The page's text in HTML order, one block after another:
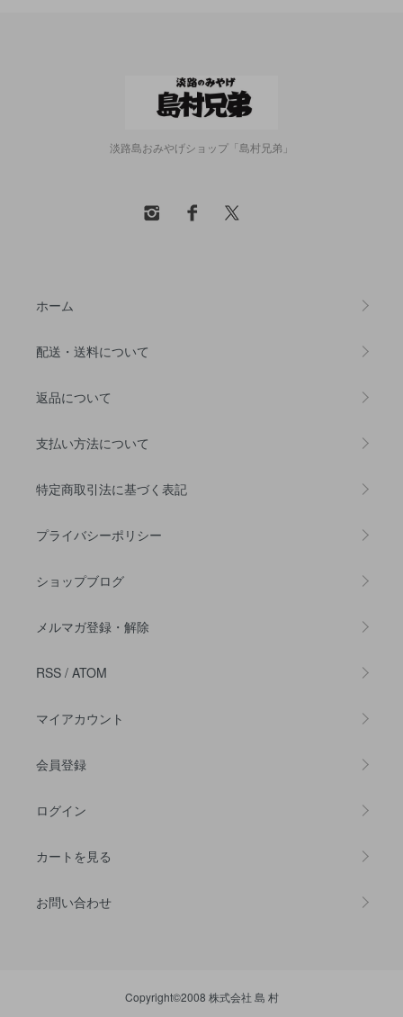
淡路島おみやげショップ「島村兄弟」
ホーム
配送・送料について
返品について
支払い方法について
特定商取引法に基づく表記
プライバシーポリシー
ショップブログ
メルマガ登録・解除
RSS / ATOM
マイアカウント
会員登録
ログイン
カートを見る
お問い合わせ
Copyright©2008 株式会社 島 村